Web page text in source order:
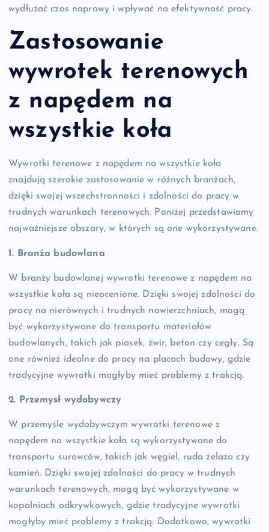
wydłużać czas naprawy i wpływać na efektywność pracy.
Zastosowanie
wywrotek terenowych
z napędem na
wszystkie koła
Wywrotki terenowe z napędem na wszystkie koła
znajdują szerokie zastosowanie w różnych branżach,
dzięki swojej wszechstronności i zdolności do pracy w
trudnych warunkach terenowych. Poniżej przedstawiamy
najważniejsze obszary, w których są one wykorzystywane.
1. Branża budowlana
W branży budowlanej wywrotki terenowe z napędem na
wszystkie koła są nieocenione. Dzięki swojej zdolności do
pracy na nierównych i trudnych nawierzchniach, mogą
być wykorzystywane do transportu materiałów
budowlanych, takich jak piasek, żwir, beton czy cegły. Są
one również idealne do pracy na placach budowy, gdzie
tradycyjne wywrotki mogłyby mieć problemy z trakcją.
2. Przemysł wydobywczy
W przemyśle wydobywczym wywrotki terenowe z
napędem na wszystkie koła są wykorzystywane do
transportu surowców, takich jak węgiel, ruda żelaza czy
kamień. Dzięki swojej zdolności do pracy w trudnych
warunkach terenowych, mogą być wykorzystywane w
kopalniach odkrywkowych, gdzie tradycyjne wywrotki
mogłyby mieć problemy z trakcją. Dodatkowo, wywrotki